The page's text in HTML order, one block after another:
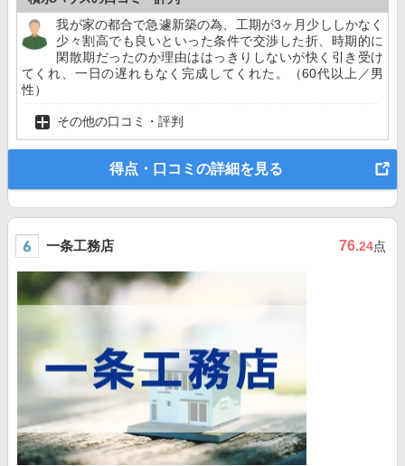
我が家の都合で急遽新築の為、工期が3ヶ月少ししかなく
少々割高でも良いといった条件で交渉した折、時期的に
閑散期だったのか理由ははっきりしないが快く引き受け
てくれ、一日の遅れもなく完成してくれた。（60代以上／男
性）
その他の口コミ・評判
得点・口コミの詳細を見る
一条工務店 76.24点